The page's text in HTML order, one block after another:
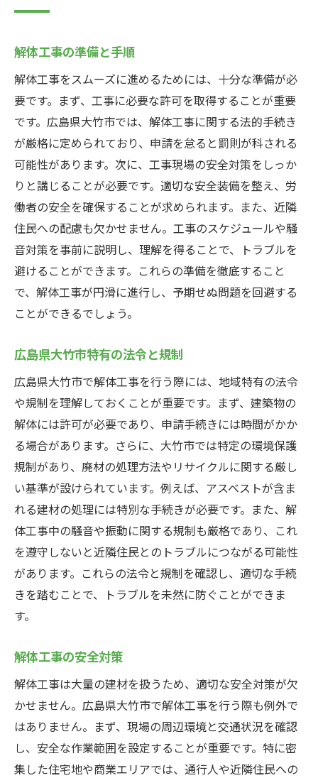
解体工事の準備と手順
解体工事をスムーズに進めるためには、十分な準備が必
要です。まず、工事に必要な許可を取得することが重要
です。広島県大竹市では、解体工事に関する法的手続き
が厳格に定められており、申請を怠ると罰則が科される
可能性があります。次に、工事現場の安全対策をしっか
りと講じることが必要です。適切な安全装備を整え、労
働者の安全を確保することが求められます。また、近隣
住民への配慮も欠かせません。工事のスケジュールや騒
音対策を事前に説明し、理解を得ることで、トラブルを
避けることができます。これらの準備を徹底すること
で、解体工事が円滑に進行し、予期せぬ問題を回避する
ことができるでしょう。
広島県大竹市特有の法令と規制
広島県大竹市で解体工事を行う際には、地域特有の法令
や規制を理解しておくことが重要です。まず、建築物の
解体には許可が必要であり、申請手続きには時間がかか
る場合があります。さらに、大竹市では特定の環境保護
規制があり、廃材の処理方法やリサイクルに関する厳し
い基準が設けられています。例えば、アスベストが含ま
れる建材の処理には特別な手続きが必要です。また、解
体工事中の騒音や振動に関する規制も厳格であり、これ
を遵守しないと近隣住民とのトラブルにつながる可能性
があります。これらの法令と規制を確認し、適切な手続
きを踏むことで、トラブルを未然に防ぐことができま
す。
解体工事の安全対策
解体工事は大量の建材を扱うため、適切な安全対策が欠
かせません。広島県大竹市で解体工事を行う際も例外で
はありません。まず、現場の周辺環境と交通状況を確認
し、安全な作業範囲を設定することが重要です。特に密
集した住宅地や商業エリアでは、通行人や近隣住民への